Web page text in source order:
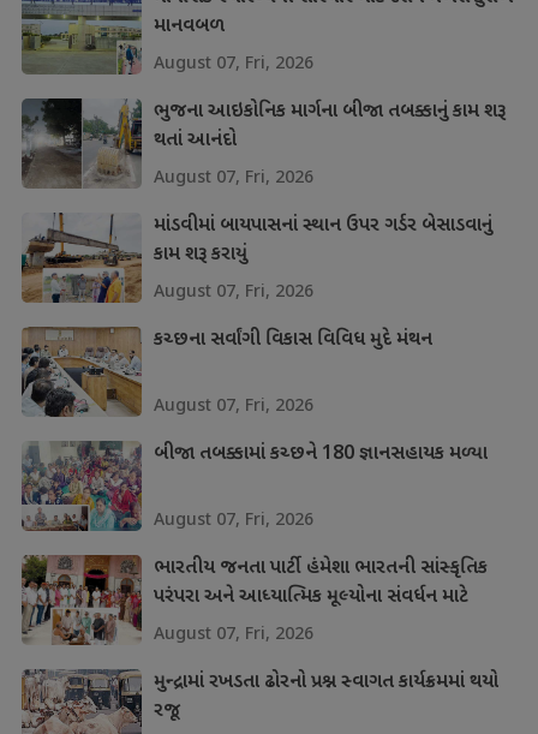
માનવબળ
August 07, Fri, 2026
ભુજના આઇકોનિક માર્ગના બીજા તબક્કાનું કામ શરૂ
થતાં આનંદો
August 07, Fri, 2026
માંડવીમાં બાયપાસનાં સ્થાન ઉપર ગર્ડર બેસાડવાનું
કામ શરૂ કરાયું
August 07, Fri, 2026
કચ્છના સર્વાંગી વિકાસ વિવિધ મુદે મંથન
August 07, Fri, 2026
બીજા તબક્કામાં કચ્છને 180 જ્ઞાનસહાયક મળ્યા
August 07, Fri, 2026
ભારતીય જનતા પાર્ટી હંમેશા ભારતની સાંસ્કૃતિક
પરંપરા અને આધ્યાત્મિક મૂલ્યોના સંવર્ધન માટે
પ્રતિબદ્ધ
August 07, Fri, 2026
મુન્દ્રામાં રખડતા ઢોરનો પ્રશ્ન સ્વાગત કાર્યક્રમમાં થયો
રજૂ